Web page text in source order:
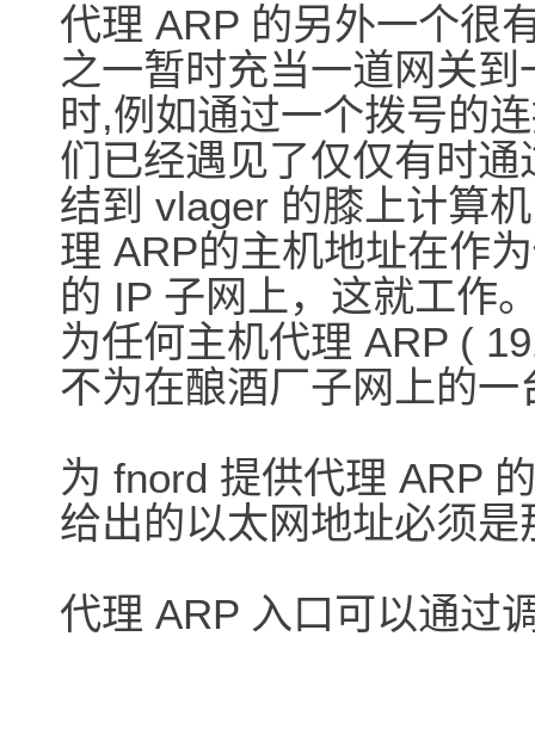
代理 ARP 的另外一个很
之一暂时充当一道网关
时,例如通过一个拨号的
们已经遇见了仅仅有时
结到 vlager 的膝上计算
理 ARP的主机地址在作
的 IP 子网上，这就工作
为任何主机代理 ARP (
不为在酿酒厂子网上的
为 fnord 提供代理 ARP
给出的以太网地址必须是
代理 ARP 入口可以通过